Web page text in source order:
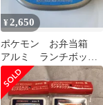
¥2,650
ポケモン お弁当箱
アルミ ランチボック
ス 名前シール付 ル
カリオ